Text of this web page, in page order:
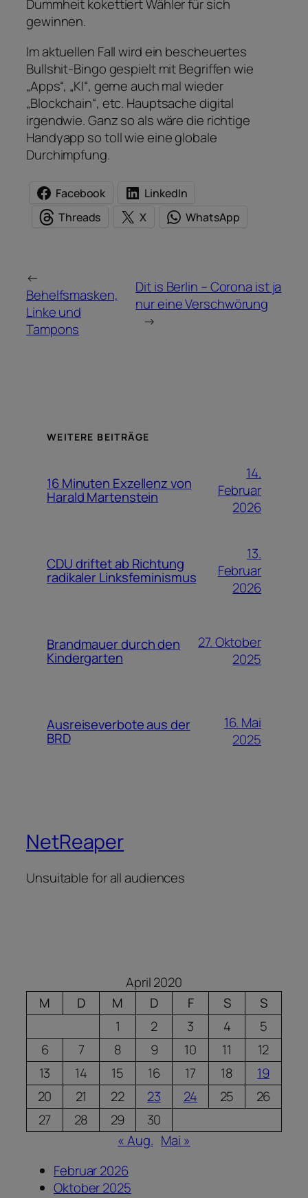
Dummheit kokettiert Wähler für sich
gewinnen.
Im aktuellen Fall wird ein bescheuertes
Bullshit-Bingo gespielt mit Begriffen wie
„Apps“, „KI“, gerne auch mal wieder
„Blockchain“, etc. Hauptsache digital
irgendwie. Ganz so als wäre die richtige
Handyapp so toll wie eine globale
Durchimpfung.
Facebook
LinkedIn
Threads
X WhatsApp
←
Behelfsmasken,
Linke und
Tampons
Dit is Berlin – Corona ist ja
nur eine Verschwörung
→
WEITERE BEITRÄGE
16 Minuten Exzellenz von
Harald Martenstein
14.
Februar
2026
CDU driftet ab Richtung
radikaler Linksfeminismus
13.
Februar
2026
Brandmauer durch den
Kindergarten
27. Oktober
2025
Ausreiseverbote aus der
BRD
16. Mai
2025
NetReaper
Unsuitable for all audiences
April 2020
M
D M D F S
S
1
2 3 4
5
6
7 8 9 10 11
12
13
14 15 16 17 18
19
20
21 22 23 24 25
26
27
28 29
30
« Aug. Mai »
Februar 2026
Oktober 2025